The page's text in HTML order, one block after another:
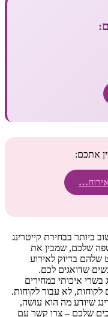
אתכם:
ביותר בבחירת קייטרינג
שלכם, שמבין את
בדיוק לאירוע
שדואגים לכם.
בשרי איכותי במחירים
לקוחות, לא עבור לקוחות.
שיודע מה הוא עושה,
שלכם – צרו קשר עם